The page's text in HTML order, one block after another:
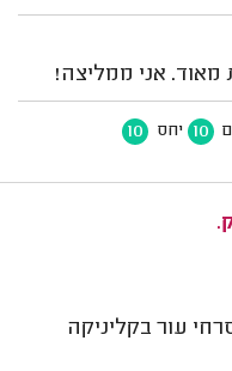
מאוד. אני ממליצה!
10 יחס 10
עור בקליניקה